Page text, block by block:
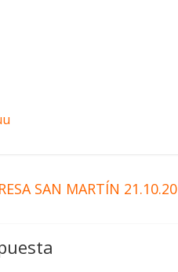
SAN MARTÍN 21.10.20